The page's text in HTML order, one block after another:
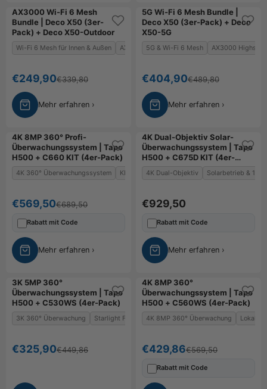
AX3000 Wi-Fi 6 Mesh
Bundle | Deco X50 (3er-
Pack) + Deco X50-Outdoor
Wi-Fi 6 Mesh für Innen & Außen AX3000 Highspeed-WLAN IP65 wetterfestes
Angebot
€249,90Regulärer Preis
€339,80
Mehr erfahren ›
5G Wi-Fi 6 Mesh Bundle |
Deco X50 (3er-Pack) + Deco
X50-5G
5G & Wi-Fi 6 Mesh AX3000
Angebot
€404,90Regulärer Preis
€489,80
Mehr erfahren ›
4K 8MP 360° Profi-
Überwachungssystem | Tapo
H500 + C660 KIT (4er-Pack)
4K 360° Überwachungssystem KI-Erkennung & Auto-Tracking Zentrale
Angebot
€569,50Regulärer Preis
€689,50
Rabatt mit Code
Mehr erfahren ›
4K Dual-Objektiv Solar-
Überwachungssystem | Tapo
H500 + C675D KIT (4er-
4K Dual-Objektiv Solarbetrieb &
Angebot
€929,50
Rabatt mit Code
Mehr erfahren ›
3K 5MP 360°
Überwachungssystem | Tapo
H500 + C530WS (4er-Pack)
3K 360° Überwachung Starlight Farb-Nachtsicht KI-Erkennung & Auto-
Angebot
€325,90Regulärer Preis
€449,86
4K 8MP 360°
Überwachungssystem | Tapo
H500 + C560WS (4er-Pack)
4K 8MP 360° Überwachung Lokale
Angebot
€429,86Regulärer Preis
€569,50
Rabatt mit Code